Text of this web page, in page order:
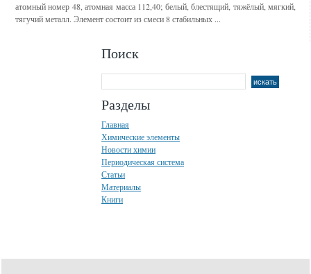
атомный номер 48, атомная масса 112,40; белый, блестящий, тяжёлый, мягкий,
тягучий металл. Элемент состоит из смеси 8 стабильных ...
Поиск
Разделы
Главная
Химические элементы
Новости химии
Периодическая система
Статьи
Материалы
Книги